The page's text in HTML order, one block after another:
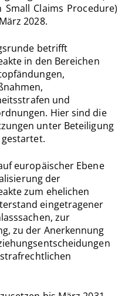
Small Claims Procedure)
2028.
betrifft
in den Bereichen
und
Hier sind die
unter Beteiligung
gestartet.
europäischer Ebene
der
zum ehelichen
eingetragener
zur
zu der Anerkennung